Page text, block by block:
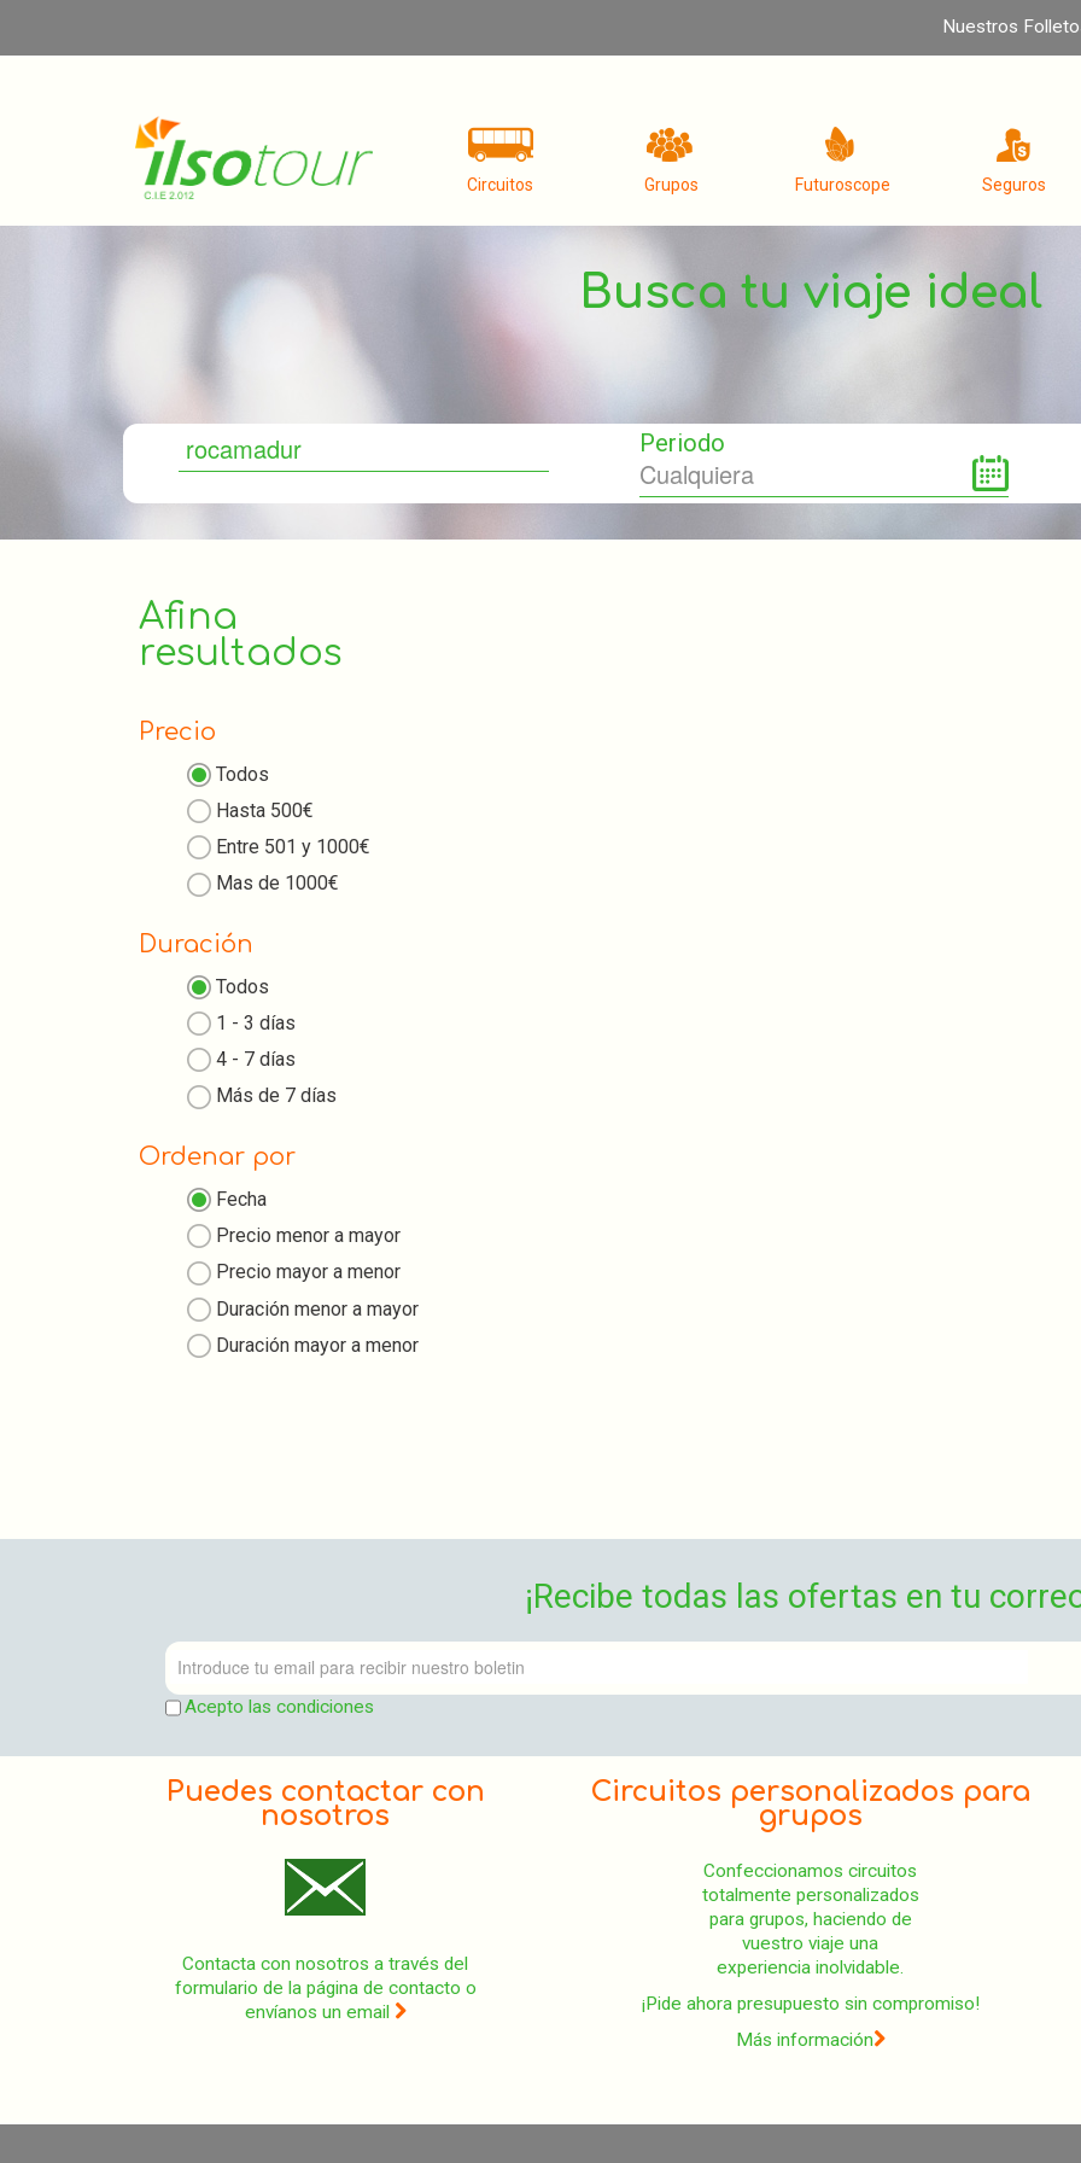
Nuestros
Circuitos Grupos Futuroscope Seguros
Busca tu viaje ideal
Periodo
Afina
resultados
Precio
Todos
Hasta 500€
Entre 501 y 1000€
Mas de 1000€
Duración
Todos
1 - 3 días
4 - 7 días
Más de 7 días
Ordenar por
Fecha
Precio menor a mayor
Precio mayor a menor
Duración menor a mayor
Duración mayor a menor
¡Recibe todas las ofertas en tu
Acepto las condiciones
Puedes contactar con
nosotros
Contacta con nosotros a través del
formulario de la página de contacto o
envíanos un email
Circuitos personalizados para
grupos
Confeccionamos circuitos
totalmente personalizados
para grupos, haciendo de
vuestro viaje una
experiencia inolvidable.
¡Pide ahora presupuesto sin compromiso!
Más información